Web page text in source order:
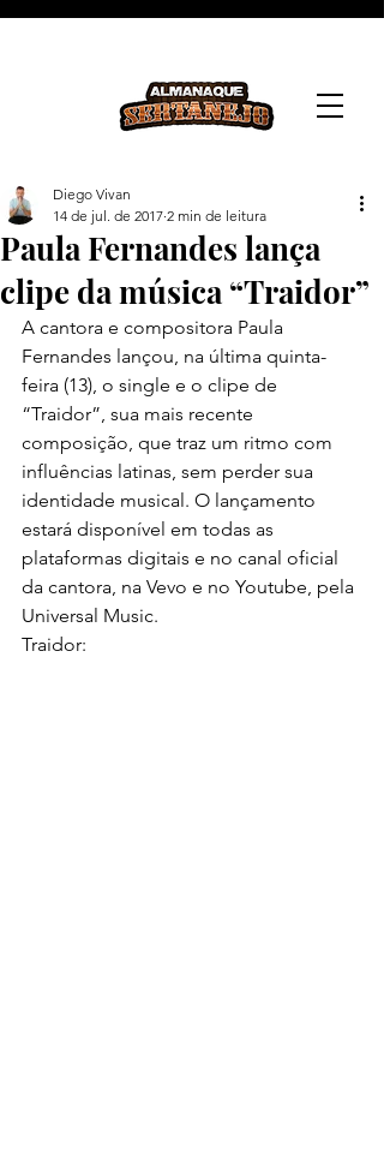
Paula Fernandes lança
clipe da música “Traidor”
Diego Vivan
14 de jul. de 2017 2 min de leitura
A cantora e compositora Paula
Fernandes lançou, na última quinta-
feira (13), o single e o clipe de
“Traidor”, sua mais recente
composição, que traz um ritmo com
influências latinas, sem perder sua
identidade musical. O lançamento
estará disponível em todas as
plataformas digitais e no canal oficial
da cantora, na Vevo e no Youtube, pela
Universal Music.
Traidor: